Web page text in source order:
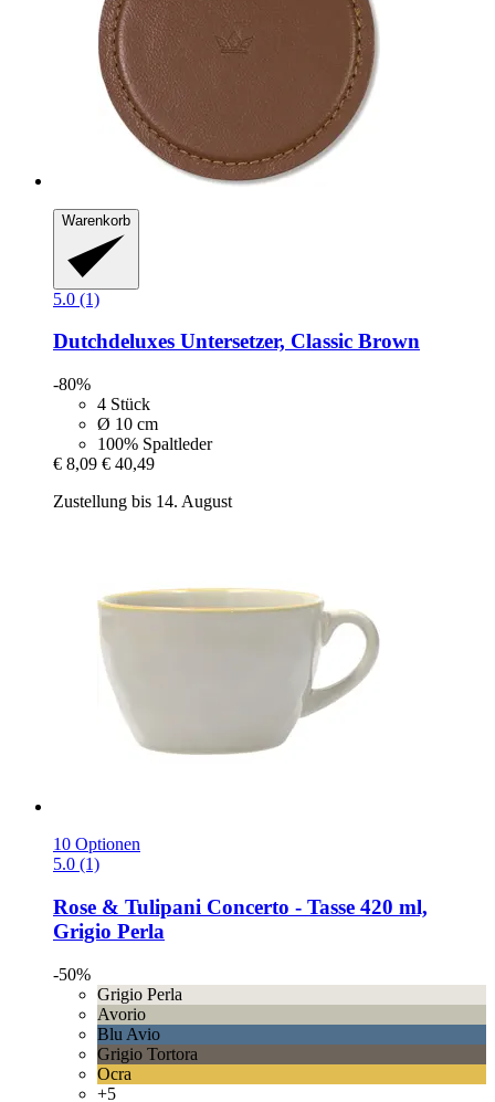
Warenkorb
5.0 (1)
Dutchdeluxes Untersetzer, Classic Brown
-80%
4 Stück
Ø 10 cm
100% Spaltleder
€ 8,09 € 40,49
Zustellung bis 14. August
10 Optionen
5.0 (1)
Rose & Tulipani Concerto -​ Tasse 420 ml,
Grigio Perla
-50%
Grigio Perla
Avorio
Blu Avio
Grigio Tortora
Ocra
+5